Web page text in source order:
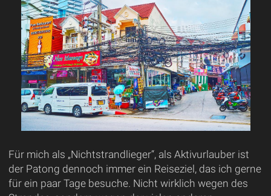
Für mich als „Nichtstrandlieger“, als Aktivurlauber ist
der Patong dennoch immer ein Reiseziel, das ich gerne
für ein paar Tage besuche. Nicht wirklich wegen des